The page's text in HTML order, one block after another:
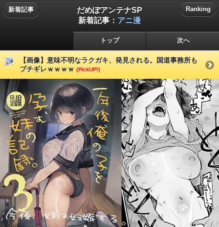
新着記事
だめぽアンテナSP
新着記事： アニ漫
Ranking
トップ 次へ
【画像】意味不明なラクガキ、発見される。国道事務所も
ブチギレｗｗｗｗ (PickUP!)